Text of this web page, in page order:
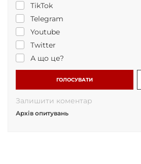
TikTok
Telegram
Youtube
Twitter
А що це?
ГОЛОСУВАТИ
Залишити коментар
Архів опитувань